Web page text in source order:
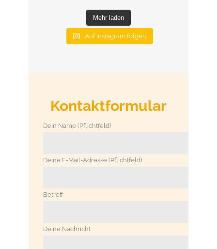
Mehr laden
Auf Instagram folgen
Kontaktformular
Dein Name (Pflichtfeld)
Deine E-Mail-Adresse (Pflichtfeld)
Betreff
Deine Nachricht